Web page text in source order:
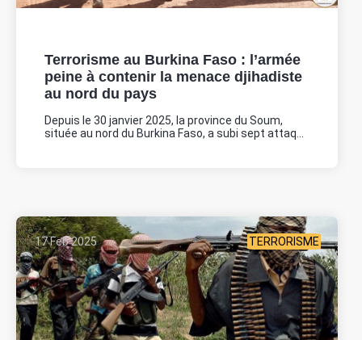
Terrorisme au Burkina Faso : l’armée
peine à contenir la menace djihadiste
au nord du pays
Depuis le 30 janvier 2025, la province du Soum,
située au nord du Burkina Faso, a subi sept attaq...
TERRORISME
17 Feb 2025